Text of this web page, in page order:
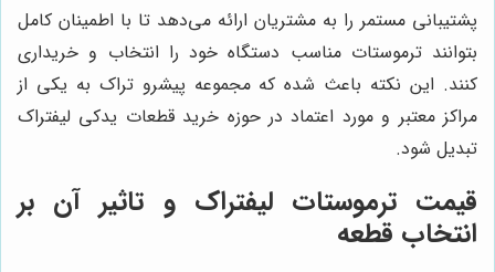
پشتیبانی مستمر را به مشتریان ارائه می‌دهد تا با اطمینان کامل
بتوانند ترموستات مناسب دستگاه خود را انتخاب و خریداری
کنند. این نکته باعث شده که مجموعه پیشرو تراک به یکی از
مراکز معتبر و مورد اعتماد در حوزه خرید قطعات یدکی لیفتراک
تبدیل شود.
قیمت ترموستات لیفتراک و تاثیر آن بر
انتخاب قطعه